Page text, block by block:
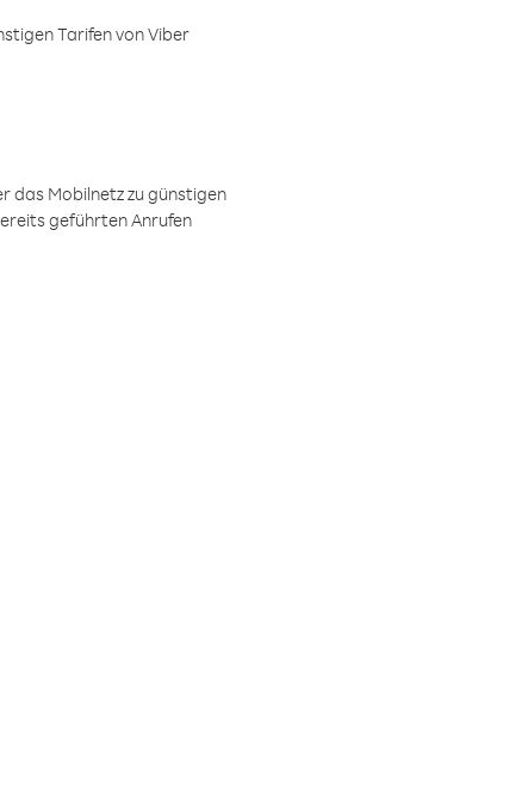
Tarifen von Viber
das Mobilnetz zu günstigen
geführten Anrufen